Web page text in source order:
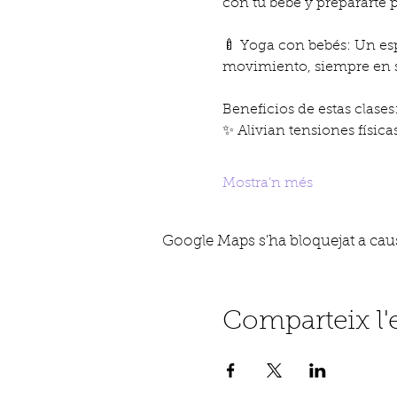
con tu bebé y prepararte
🍼 Yoga con bebés: Un
movimiento, siempre en
Beneficios de estas
✨ Alivian tensiones
Mostra'n més
Google Maps s'ha bloquejat a
Comparteix